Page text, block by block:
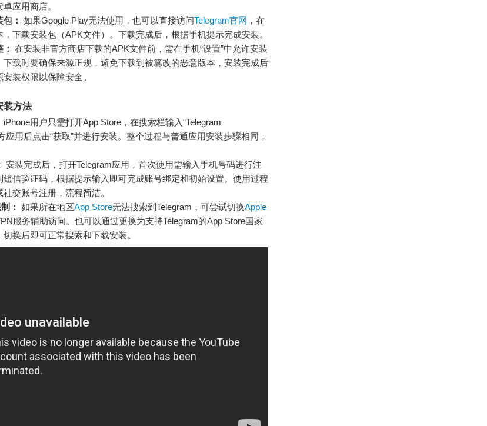
应用商店。
： 如果Google Play无法使用，也可以直接访问Telegram官网 ，在
下载安装包（APK文件）。下载完成后，根据手机提示完成安装。
在安装非官方商店下载的APK文件前，需在手机“设置”中允许安装
载时要确保来源正规，避免下载到被篡改的恶意版本，安装完成后
装权限以保障安全。
装方法
iPhone用户只需打开App Store，在搜索栏输入“Telegram
应用后点击“获取”并进行安装。整个过程与普通应用安装步骤相同，
安装完成后，打开Telegram应用，首次使用需输入手机号码进行注
短信验证码，根据提示输入即可完成账号绑定和初始设置。使用过程
交账号注册，流程简洁。
： 如果所在地区App Store无法搜索到Telegram，可尝试切换Apple
服务辅助访问。也可以通过更换为支持Telegram的App Store国家
换后即可正常搜索和下载安装。